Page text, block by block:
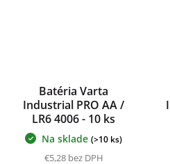
Batéria Varta
Industrial PRO AA /
LR6 4006 - 10 ks
Na sklade (>10 ks)
€5,28 bez DPH